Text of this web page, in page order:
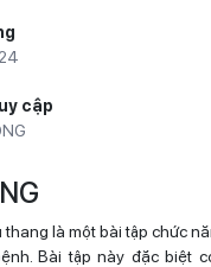
cập
thang là một bài tập chức
Bài tập này đặc biệt